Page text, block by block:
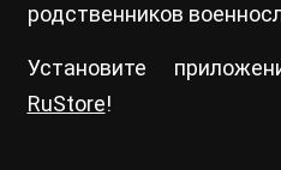
родственников
Установите
RuStore!